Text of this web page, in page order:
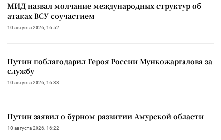
МИД назвал молчание международных структур об
атаках ВСУ соучастием
10 августа 2026, 16:52
Путин поблагодарил Героя России Мункожаргалова за
службу
10 августа 2026, 16:33
Путин заявил о бурном развитии Амурской области
10 августа 2026, 16:22